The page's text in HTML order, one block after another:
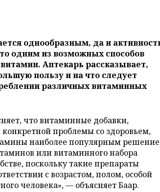
однообразным, да и
одним из возможных способов
Аптекарь рассказывает,
пользу и на что следует
различных витаминных
что витаминные добавки,
проблемы со здоровьем,
наиболее популярным
или витаминного набора
поскольку такие препараты
с возрастом, полом, особой
человека», — объясняет Баар.